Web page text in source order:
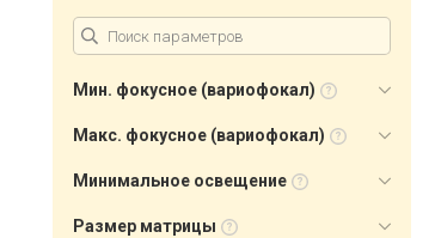
Мин. фокусное (вариофокал)
Макс. фокусное (вариофокал)
Минимальное освещение
Размер матрицы